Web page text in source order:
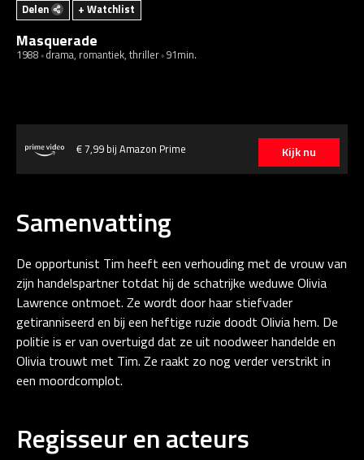
Delen + Watchlist
Masquerade
1988 drama, romantiek, thriller 91min.
Kijk nu
€ 7,99 bij Amazon Prime
Samenvatting
De opportunist Tim heeft een verhouding met de vrouw van
zijn handelspartner totdat hij de schatrijke weduwe Olivia
Lawrence ontmoet. Ze wordt door haar stiefvader
getiranniseerd en bij een heftige ruzie doodt Olivia hem. De
politie is er van overtuigd dat ze uit noodweer handelde en
Olivia trouwt met Tim. Ze raakt zo nog verder verstrikt in
een moordcomplot.
Regisseur en acteurs